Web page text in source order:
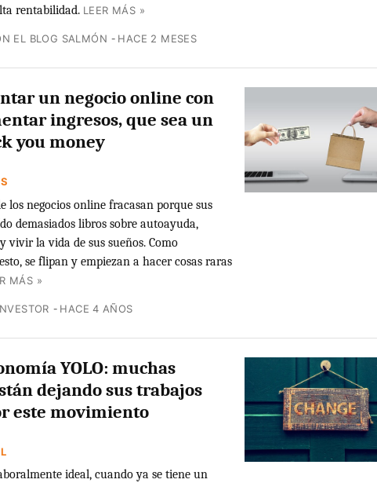
rentabilidad. LEER MÁS »
EL BLOG SALMÓN HACE 2 MESES
un negocio online con
ingresos, que sea un
you money
los negocios online fracasan porque sus
demasiados libros sobre autoayuda,
vivir la vida de sus sueños. Como
se flipan y empiezan a hacer cosas raras
MÁS »
HACE 4 AÑOS
YOLO: muchas
dejando sus trabajos
este movimiento
ideal, cuando ya se tiene un